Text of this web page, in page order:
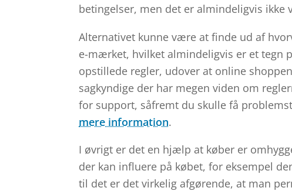
betingelser, men det er almindeligvis ikke
Alternativet kunne være at finde ud af
e-mærket, hvilket almindeligvis er et tegn
opstillede regler, udover at online
sagkyndige der har megen viden om
for support, såfremt du skulle få
mere information.
I øvrigt er det en hjælp at køber er
der kan influere på købet, for eksempel
til det er det virkelig afgørende, at man